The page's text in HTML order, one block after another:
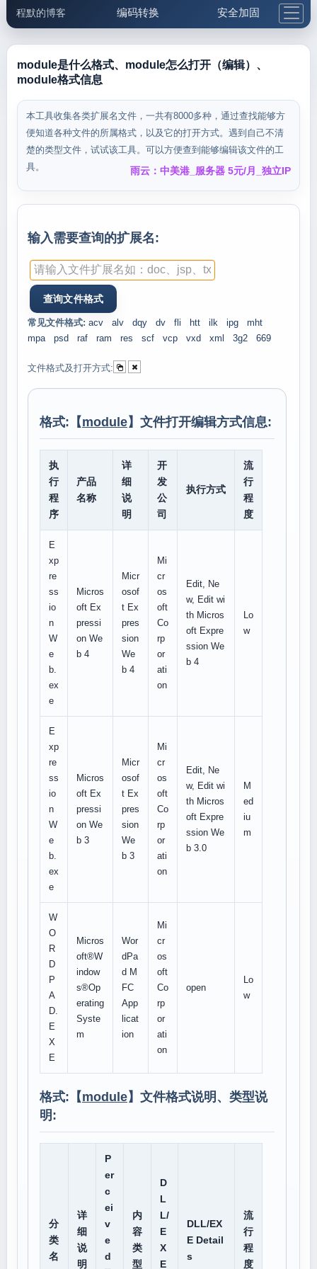
程默的博客 编码转换 安全加固
邮件工具 生活便民 更多工具
module是什么格式、module怎么打开（编辑）、
module格式信息
本工具收集各类扩展名文件，一共有8000多种，通过查找能够方
便知道各种文件的所属格式，以及它的打开方式。遇到自己不清
楚的类型文件，试试该工具。可以方便查到能够编辑该文件的工
具。
雨云：中美港_服务器 5元/月_独立IP
输入需要查询的扩展名:
常见文件格式: acv alv dqy dv fli htt ilk ipg
mht
mpa
psd raf ram res scf vcp vxd xml 3g2 669
文件格式及打开方式:
格式:【module】文件打开编辑方式信息:
执
行
程
序
产品
名称
详
细
说
明
开
发
公
司
执行方式
流
行
程
度
E
xp
re
ss
io
n
W
e
b.
ex
e
Micros
oft Ex
pressi
on We
b 4
Micr
osof
t Ex
pres
sion
We
b 4
Mi
cr
os
oft
Co
rp
or
ati
on
Edit, Ne
w, Edit wi
th Micros
oft Expre
ssion We
b 4
Lo
w
E
xp
re
ss
io
n
W
e
b.
ex
e
Micros
oft Ex
pressi
on We
b 3
Micr
osof
t Ex
pres
sion
We
b 3
Mi
cr
os
oft
Co
rp
or
ati
on
Edit, Ne
w, Edit wi
th Micros
oft Expre
ssion We
b 3.0
M
ed
iu
m
W
O
R
D
P
A
D.
E
X
E
Micros
oft®W
indow
s®Op
erating
Syste
m
Wor
dPa
d M
FC
App
licat
ion
Mi
cr
os
oft
Co
rp
or
ati
on
open
Lo
w
格式:【module】文件格式说明、类型说
明:
分
类
名
详
细
说
明
P
er
c
ei
v
e
d
内
容
类
型
D
L
L/
E
X
E
DLL/EX
E Detail
s
流
行
程
度